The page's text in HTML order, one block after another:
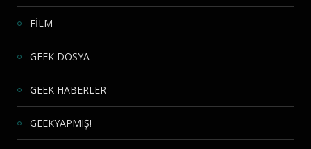
FİLM
GEEK DOSYA
GEEK HABERLER
GEEKYAPMIŞ!